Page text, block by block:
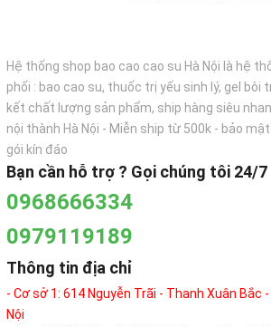
Hệ thống shop bao cao cao su Hà Nội là hệ
phối : bao cao su, thuốc trị yếu sinh lý, gel bôi
kết chất lượng sản phẩm, ship hàng siêu
nội thành Hà Nội - Miễn ship từ 500k - bảo
gói kín đáo
Bạn cần hỗ trợ ? Gọi chúng tôi 24/7
0968666334
0979119189
Thông tin địa chỉ
- Cơ sở 1: 614 Nguyễn Trãi - Thanh Xuân Bắc
Nội